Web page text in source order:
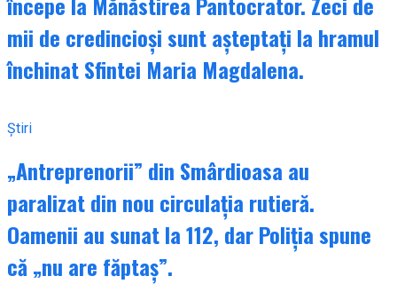
mii de credincioși sunt așteptați la hramul
închinat Sfintei Maria Magdalena.
Știri
„Antreprenorii” din Smârdioasa au
paralizat din nou circulația rutieră.
Oamenii au sunat la 112, dar Poliția spune
că „nu are făptaș”.